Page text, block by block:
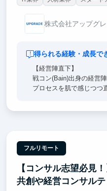
株式会社アップグ
得られる経験・成長で
【経営陣直下】
戦コン(Bain)出身の経営
プロセスを肌で感じつつ
案からAI実装まで一気通
リサーチに留まらず、プ
きく裁量を持って入り込
【東大早慶8割】
フルリモート
【コンサル志望必見
共創や経営コンサルテ